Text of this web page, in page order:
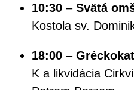
10:30 – Svätá
Kostola sv.
18:00 –
K a likvidácia